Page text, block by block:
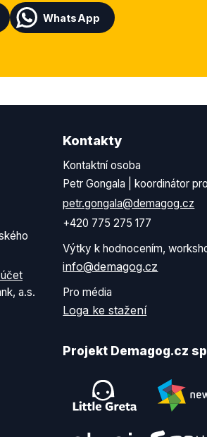
WhatsApp
a.s.
Kontakty
Kontaktní osoba
Petr Gongala | koordinátor
petr.gongala@demagog.cz
+420 775 275 177
Výtky k hodnocením,
info@demagog.cz
Pro média
Loga ke stažení
Projekt Demagog.cz